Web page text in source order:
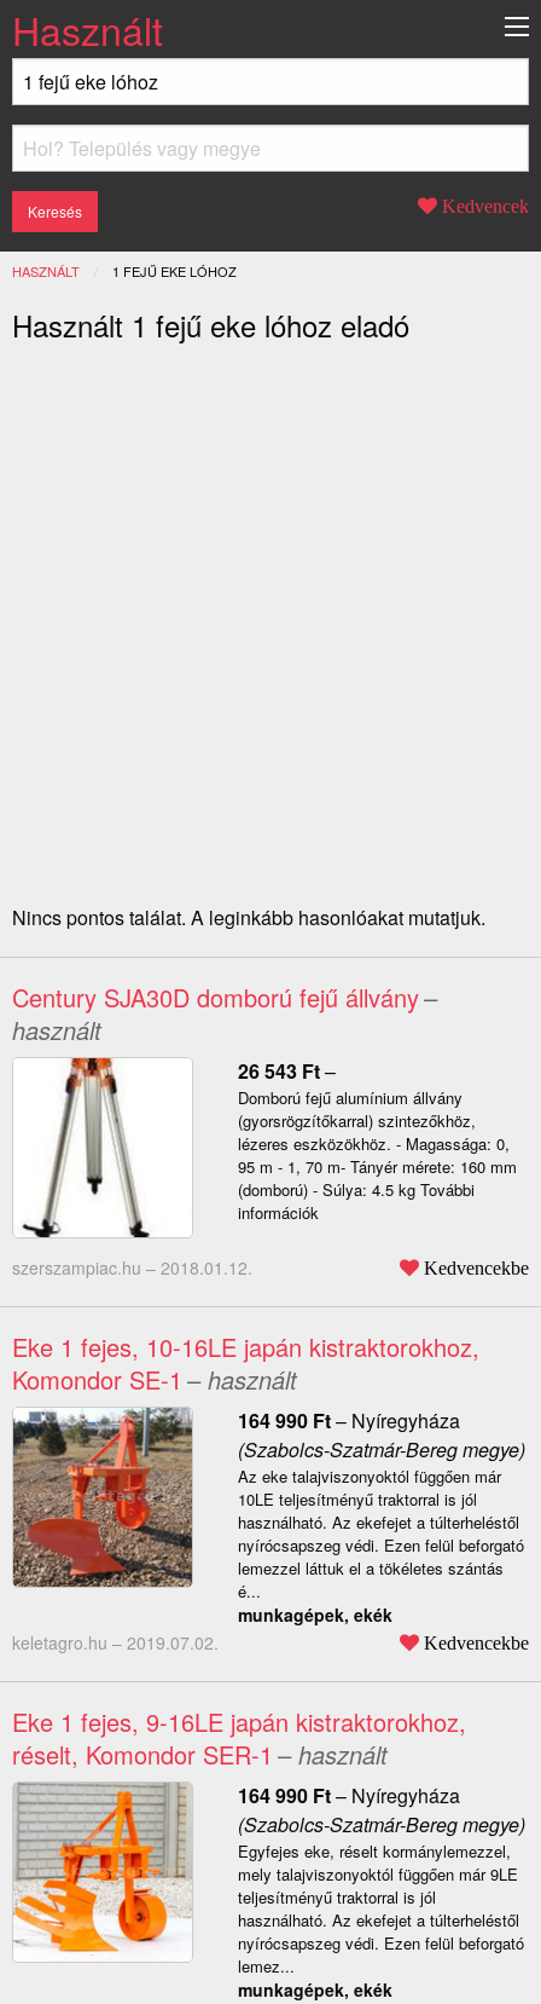
Használt
Kedvencek
HASZNÁLT JELENLEGI:
1 FEJŰ EKE LÓHOZ
Használt 1 fejű eke lóhoz eladó
Nincs pontos találat. A leginkább hasonlóakat mutatjuk.
Century SJA30D domború fejű állvány–
használt
26 543 Ft–
Domború fejű alumínium állvány
(gyorsrögzítőkarral) szintezőkhöz,
lézeres eszközökhöz. - Magassága: 0,
95 m - 1, 70 m- Tányér mérete: 160 mm
(domború) - Súlya: 4.5 kg További
információk
szerszampiac.hu – 2018.01.12. Kedvencekbe
Eke 1 fejes, 10-16LE japán kistraktorokhoz,
Komondor SE-1 – használt
164 990 Ft– Nyíregyháza
(Szabolcs-Szatmár-Bereg megye)
Az eke talajviszonyoktól függően már
10LE teljesítményű traktorral is jól
használható. Az ekefejet a túlterheléstől
nyírócsapszeg védi. Ezen felül beforgató
lemezzel láttuk el a tökéletes szántás
é...
munkagépek, ekék
keletagro.hu – 2019.07.02. Kedvencekbe
Eke 1 fejes, 9-16LE japán kistraktorokhoz,
réselt, Komondor SER-1 – használt
164 990 Ft– Nyíregyháza
(Szabolcs-Szatmár-Bereg megye)
Egyfejes eke, réselt kormánylemezzel,
mely talajviszonyoktól függően már 9LE
teljesítményű traktorral is jól
használható. Az ekefejet a túlterheléstől
nyírócsapszeg védi. Ezen felül beforgató
lemez...
munkagépek, ekék